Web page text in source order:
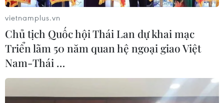
Theo dõi VietnamPlus
vietnamplus.vn
Chủ tịch Quốc hội Thái Lan dự khai mạc
Triển lãm 50 năm quan hệ ngoại giao Việt
Nam-Thái …